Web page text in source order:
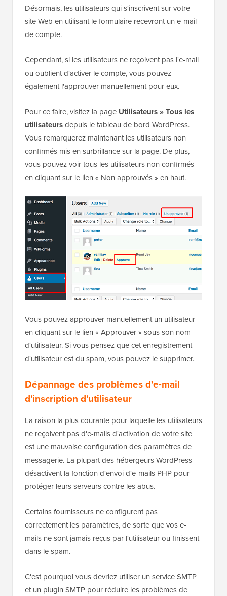
Désormais, les utilisateurs qui s'inscrivent sur votre
site Web en utilisant le formulaire recevront un e-mail
de compte.
Cependant, si les utilisateurs ne reçoivent pas l'e-mail
ou oublient d'activer le compte, vous pouvez
également l'approuver manuellement pour eux.
Pour ce faire, visitez la page Utilisateurs » Tous les
utilisateursdepuis le tableau de bord WordPress.
Vous remarquerez maintenant les utilisateurs non
confirmés mis en surbrillance sur la page. De plus,
vous pouvez voir tous les utilisateurs non confirmés
en cliquant sur le lien « Non approuvés » en haut.
Vous pouvez approuver manuellement un utilisateur
en cliquant sur le lien « Approuver » sous son nom
d'utilisateur. Si vous pensez que cet enregistrement
d'utilisateur est du spam, vous pouvez le supprimer.
Dépannage des problèmes d'e-mail
d'inscription d'utilisateur
La raison la plus courante pour laquelle les utilisateurs
ne reçoivent pas d'e-mails d'activation de votre site
est une mauvaise configuration des paramètres de
messagerie. La plupart des hébergeurs WordPress
désactivent la fonction d'envoi d'e-mails PHP pour
protéger leurs serveurs contre les abus.
Certains fournisseurs ne configurent pas
correctement les paramètres, de sorte que vos e-
mails ne sont jamais reçus par l'utilisateur ou finissent
dans le spam.
C'est pourquoi vous devriez utiliser un service SMTP
et un plugin SMTP pour réduire les problèmes de